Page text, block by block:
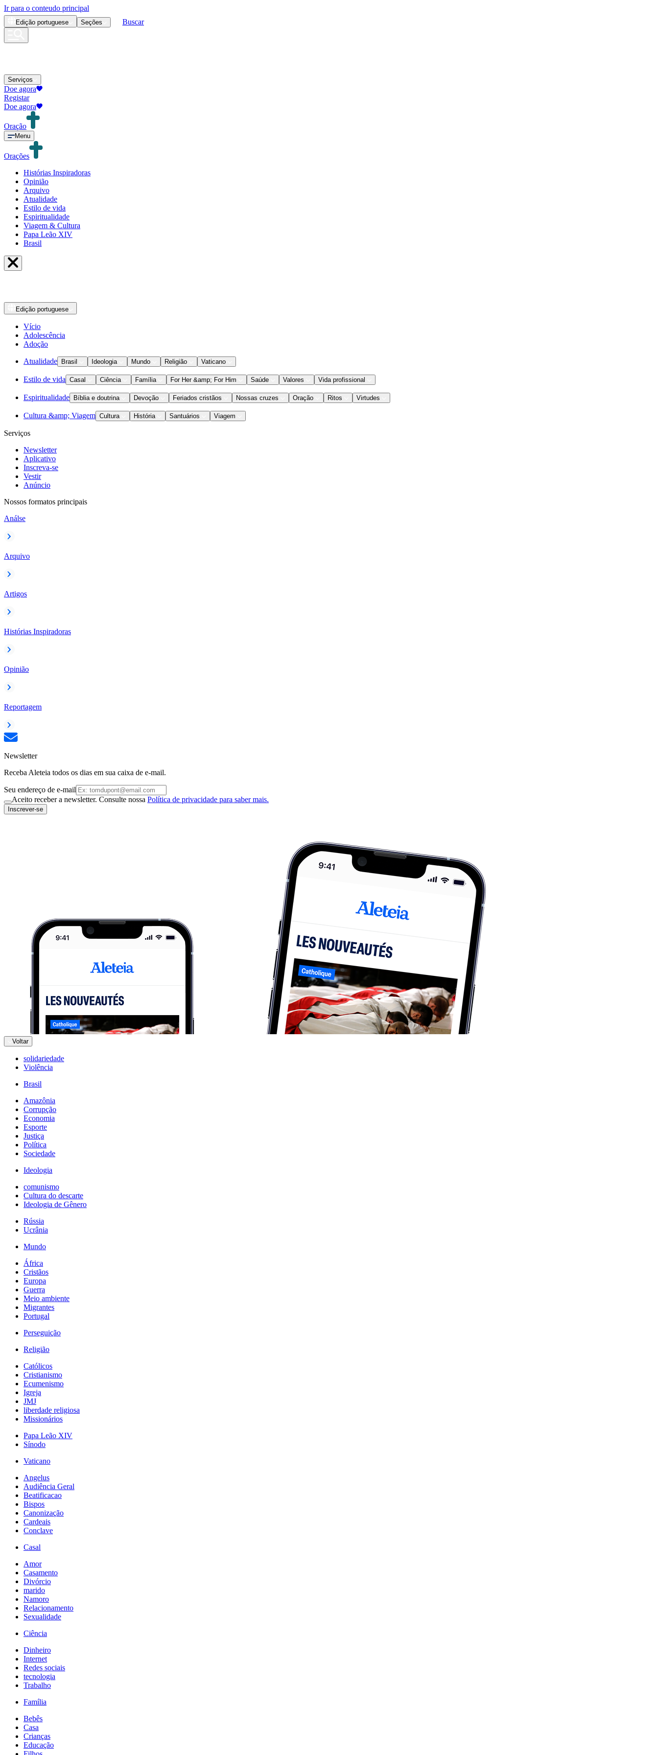
Ir para o conteudo principal
Edição portuguese Seções Buscar
Serviços
Doe agora
Registar
Doe agora
Oração
Menu
Orações
Histórias Inspiradoras
Opinião
Arquivo
Atualidade
Estilo de vida
Espiritualidade
Viagem & Cultura
Papa Leão XIV
Brasil
Edição portuguese
Vício
Adolescência
Adoção
Atualidade Brasil Ideologia Mundo Religião Vaticano
Estilo de vida Casal Ciência Família For Her &amp; For Him Saúde Valores Vida profissional
Espiritualidade Bíblia e doutrina Devoção Feriados cristãos Nossas cruzes Oração Ritos Virtudes
Cultura &amp; Viagem Cultura História Santuários Viagem
Serviços
Newsletter
Aplicativo
Inscreva-se
Vestir
Anúncio
Nossos formatos principais
Análse
Arquivo
Artigos
Histórias Inspiradoras
Opinião
Reportagem
Newsletter
Receba Aleteia todos os dias em sua caixa de e-mail.
Seu endereço de e-mail
Aceito receber a newsletter. Consulte nossa Política de privacidade para saber mais.
Inscrever-se
Voltar
solidariedade
Violência
Brasil
Amazônia
Corrupção
Economia
Esporte
Justiça
Política
Sociedade
Ideologia
comunismo
Cultura do descarte
Ideologia de Gênero
Rússia
Ucrânia
Mundo
África
Cristãos
Europa
Guerra
Meio ambiente
Migrantes
Portugal
Perseguição
Religião
Católicos
Cristianismo
Ecumenismo
Igreja
JMJ
liberdade religiosa
Missionários
Papa Leão XIV
Sínodo
Vaticano
Angelus
Audiência Geral
Beatificacao
Bispos
Canonização
Cardeais
Conclave
Casal
Amor
Casamento
Divórcio
marido
Namoro
Relacionamento
Sexualidade
Ciência
Dinheiro
Internet
Redes sociais
tecnologia
Trabalho
Família
Bebês
Casa
Crianças
Educação